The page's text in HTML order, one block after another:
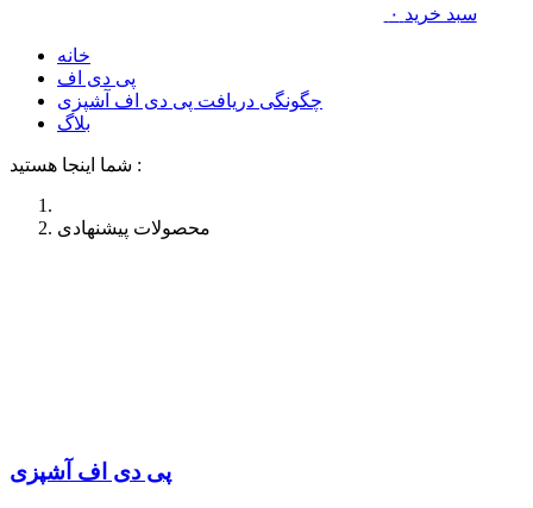
۰ سبد خرید
خانه
پی دی اف
چگونگی دریافت پی دی اف آشپزی
بلاگ
شما اینجا هستید :
محصولات پیشنهادی
پی دی اف آشپزی